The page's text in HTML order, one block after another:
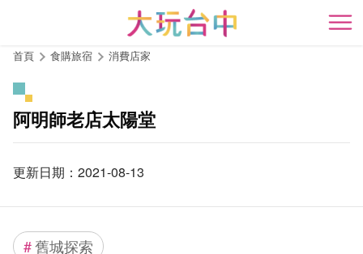
開
首頁 食購旅宿 消費店家
阿明師老店太陽堂
更新日期：2021-08-13
#舊城探索